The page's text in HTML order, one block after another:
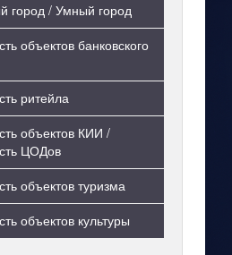
город / Умный город
объектов банковского
ритейла
объектов КИИ /
ЦОДов
объектов туризма
объектов культуры